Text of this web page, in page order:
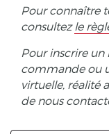
Pour connaître
consultezle
Pour inscrire
commande ou
virtuelle, réalité
de nous